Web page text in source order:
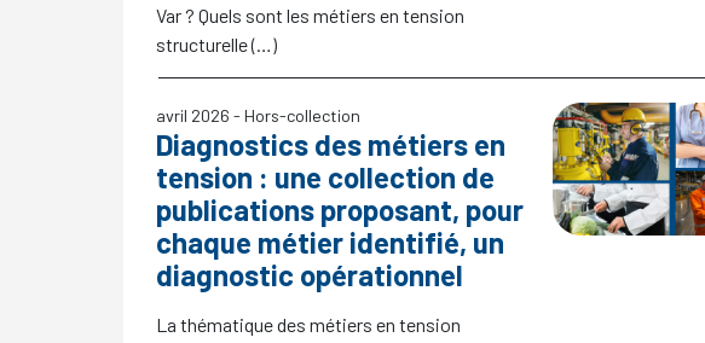
Var ? Quels sont les métiers en tension
structurelle (…)
avril 2026 - Hors-collection
Diagnostics des métiers en
tension : une collection de
publications proposant, pour
chaque métier identifié, un
diagnostic opérationnel
La thématique des métiers en tension